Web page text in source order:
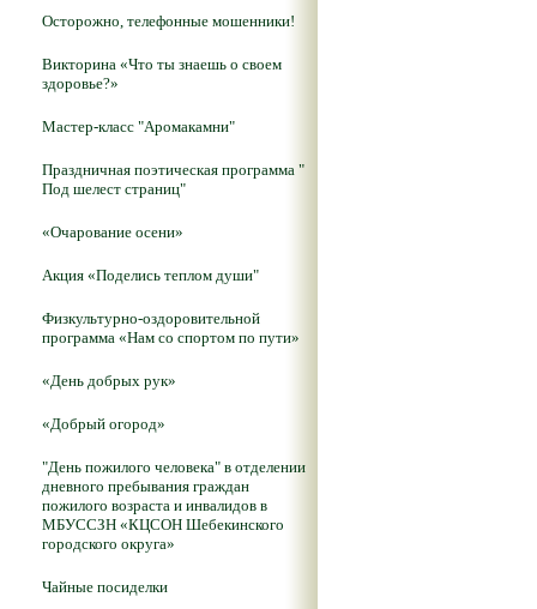
Осторожно, телефонные мошенники!
Викторина «Что ты знаешь о своем
здоровье?»
Мастер-класс "Аромакамни"
Праздничная поэтическая программа "
Под шелест страниц"
«Очарование осени»
Акция «Поделись теплом души"
Физкультурно-оздоровительной
программа «Нам со спортом по пути»
«День добрых рук»
«Добрый огород»
"День пожилого человека" в отделении
дневного пребывания граждан
пожилого возраста и инвалидов в
МБУССЗН «КЦСОН Шебекинского
городского округа»
Чайные посиделки